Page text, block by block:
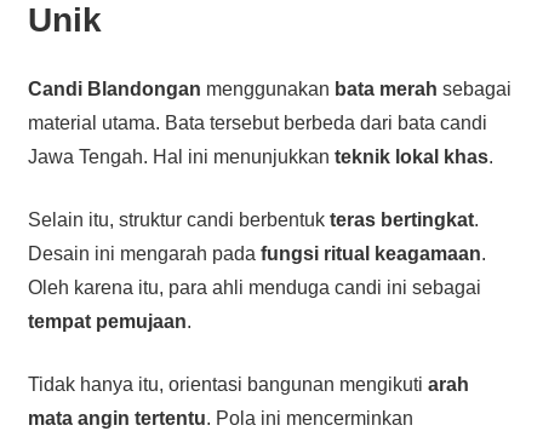
Unik
Candi Blandongan menggunakan bata merah sebagai
material utama. Bata tersebut berbeda dari bata candi
Jawa Tengah. Hal ini menunjukkan teknik lokal khas.
Selain itu, struktur candi berbentuk teras bertingkat.
Desain ini mengarah pada fungsi ritual keagamaan.
Oleh karena itu, para ahli menduga candi ini sebagai
tempat pemujaan.
Tidak hanya itu, orientasi bangunan mengikuti arah
mata angin tertentu. Pola ini mencerminkan